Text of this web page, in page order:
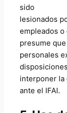
sido
lesionados
empleados o
presume
personales
interponer la
ante el IFAI.